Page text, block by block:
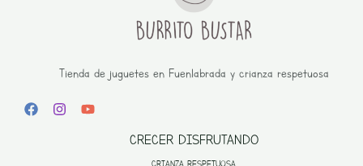
Tienda de juguetes en Fuenlabrada y crianza respetuosa
CRECER DISFRUTANDO